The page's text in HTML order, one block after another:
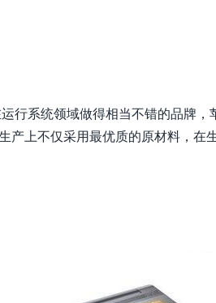
行系统领域做得相当不错的品牌
上不仅采用最优质的原材料，在